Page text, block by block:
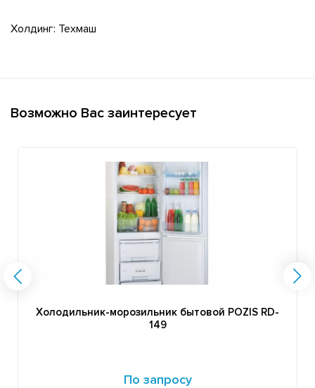
Холдинг: Техмаш
Возможно Вас заинтересует
Холодильник-морозильник бытовой POZIS RD-
149
По запросу